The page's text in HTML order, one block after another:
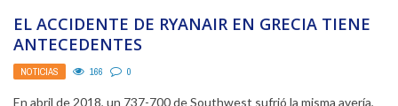
EL ACCIDENTE DE RYANAIR EN GRECIA TIENE
ANTECEDENTES
NOTICIAS 166 0
En abril de 2018, un 737-700 de Southwest sufrió la misma avería,